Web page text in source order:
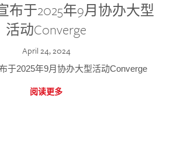
布于2025年9月协办大型
活动Converge
April 24, 2024
于2025年9月协办大型活动Converge
阅读更多